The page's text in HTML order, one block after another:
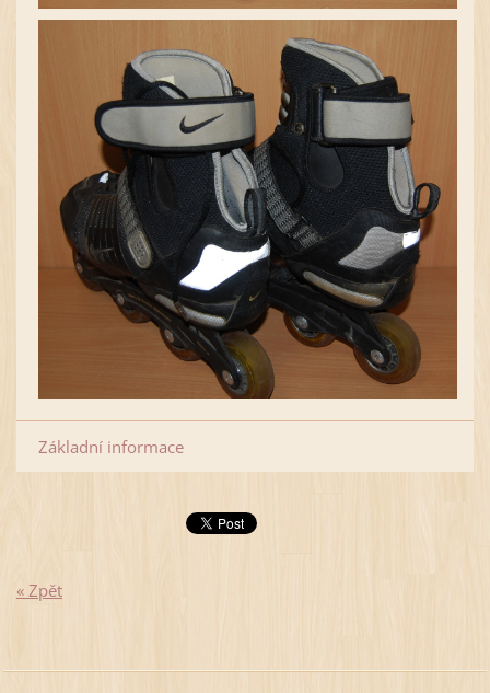
Základní informace
« Zpět